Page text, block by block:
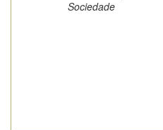
Sociedade